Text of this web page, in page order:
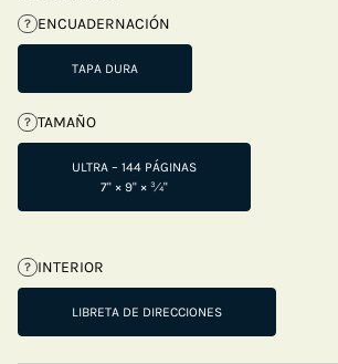
? ENCUADERNACIÓN
TAPA DURA
? TAMAÑO
ULTRA – 144 PÁGINAS
7" × 9" × ¾"
? INTERIOR
LIBRETA DE DIRECCIONES